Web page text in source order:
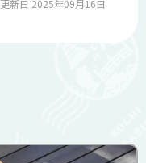
更新日 2025年09月16日